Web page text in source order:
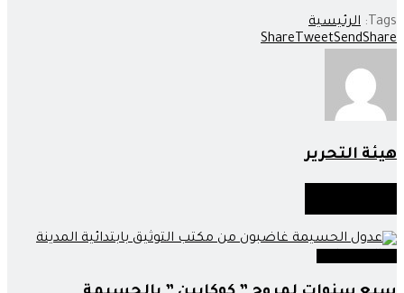
Tags:
الرئيسية
ShareTweetSendShare
هيئة التحرير